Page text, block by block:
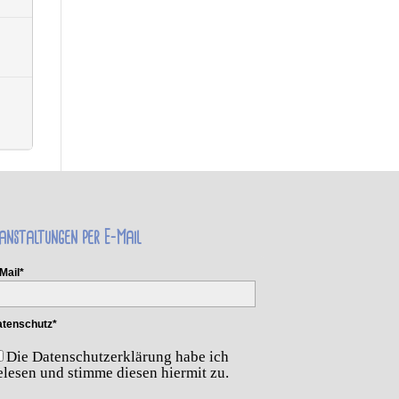
per E-Mail
Die Datenschutzerklärung habe ich
und stimme diesen hiermit zu.